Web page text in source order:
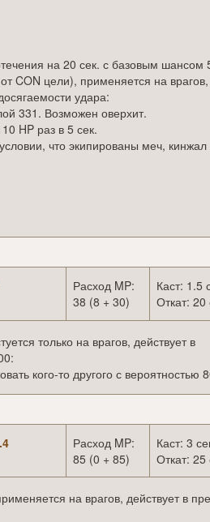
на 20 сек. с базовым шансом
CON цели), применяется на врагов,
удара:
331. Возможен оверхит.
HP раз в 5 сек.
что экипированы меч,
Расход MP:
38 (8 + 30)
Каст: 1.5
Откат: 20
только на врагов, действует в
кого-то другого с вероятностью
Расход MP:
85 (0 + 85)
Каст: 3
Откат: 25
на врагов, действует в